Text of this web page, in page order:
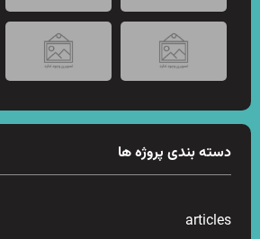
دسته بندی پروژه ها
articles